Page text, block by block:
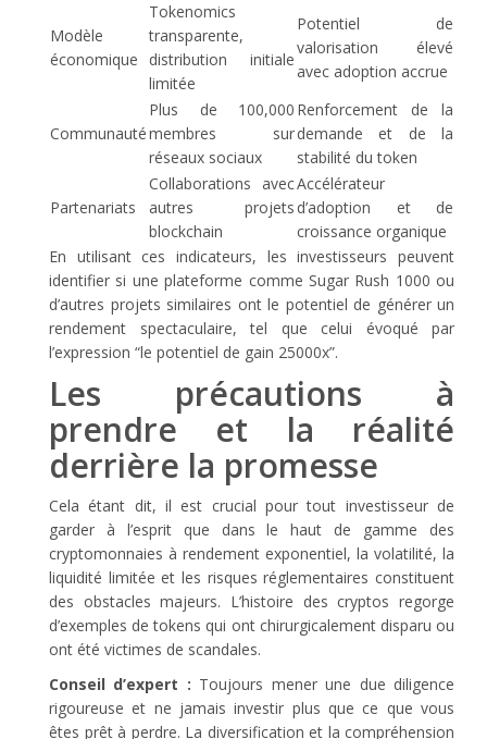
Modèle
économique
Tokenomics
transparente,
distribution initiale
limitée
Potentiel de
valorisation élevé
avec adoption accrue
Communauté
Plus de 100,000
membres sur
réseaux sociaux
Renforcement de la
demande et de la
stabilité du token
Partenariats
Collaborations avec
autres projets
blockchain
Accélérateur
d’adoption et de
croissance organique
En utilisant ces indicateurs, les investisseurs peuvent
identifier si une plateforme comme Sugar Rush 1000 ou
d’autres projets similaires ont le potentiel de générer un
rendement spectaculaire, tel que celui évoqué par
l’expression “le potentiel de gain 25000x”.
Les précautions à
prendre et la réalité
derrière la promesse
Cela étant dit, il est crucial pour tout investisseur de
garder à l’esprit que dans le haut de gamme des
cryptomonnaies à rendement exponentiel, la volatilité, la
liquidité limitée et les risques réglementaires constituent
des obstacles majeurs. L’histoire des cryptos regorge
d’exemples de tokens qui ont chirurgicalement disparu ou
ont été victimes de scandales.
Conseil d’expert : Toujours mener une due diligence
rigoureuse et ne jamais investir plus que ce que vous
êtes prêt à perdre. La diversification et la compréhension